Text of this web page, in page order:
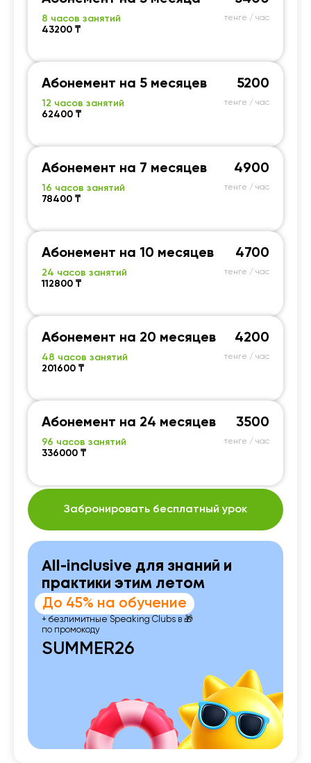
8 часов занятий
43200 ₸
тенге / час
Абонемент на 5 месяцев
12 часов занятий
62400 ₸
5200
тенге / час
Абонемент на 7 месяцев
16 часов занятий
78400 ₸
4900
тенге / час
Абонемент на 10 месяцев
24 часов занятий
112800 ₸
4700
тенге / час
Абонемент на 20 месяцев
48 часов занятий
201600 ₸
4200
тенге / час
Абонемент на 24 месяцев
96 часов занятий
336000 ₸
3500
тенге / час
Забронировать бесплатный урок
All-inclusive для знаний и
практики этим летом
До 45% на обучение
+ безлимитные Speaking Clubs в 🎁
по промокоду
SUMMER26